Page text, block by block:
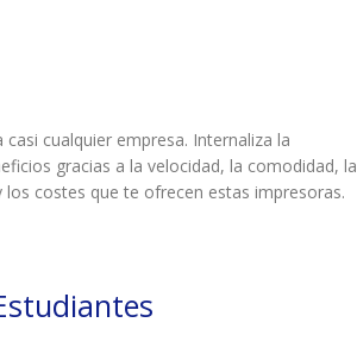
cualquier empresa. Internaliza la
gracias a la velocidad, la comodidad, la
costes que te ofrecen estas impresoras.